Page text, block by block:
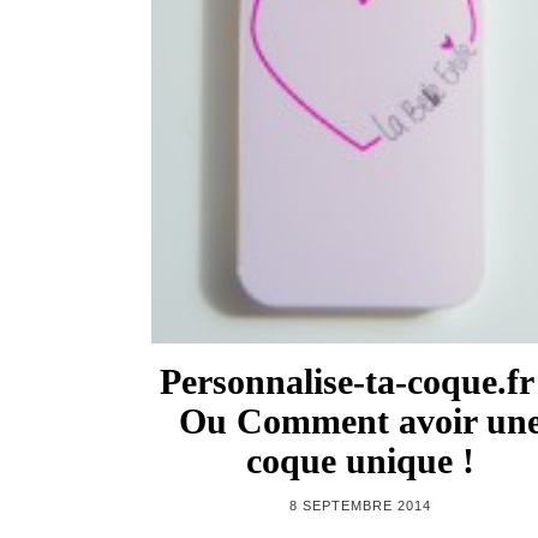
Personnalise-ta-
Ou Comment avoir
coque unique !
8 SEPTEMBRE 2014